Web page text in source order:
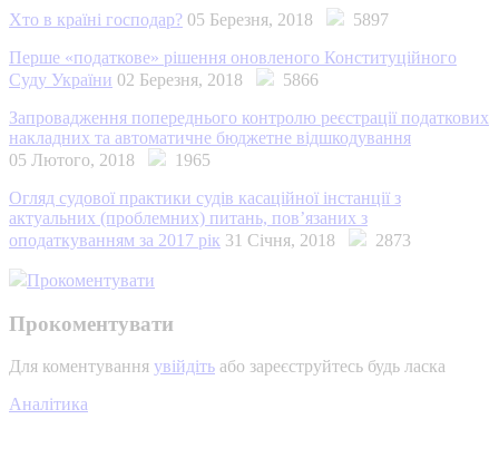
Хто в країні господар? 05 Березня, 2018
5897
Перше «податкове» рішення оновленого Конституційного
Суду України 02 Березня, 2018
5866
Запровадження попереднього контролю реєстрації податкових
накладних та автоматичне бюджетне відшкодування
05 Лютого, 2018
1965
Огляд судової практики судів касаційної інстанції з
актуальних (проблемних) питань, пов’язаних з
оподаткуванням за 2017 рік 31 Січня, 2018 2873
Прокоментувати
Прокоментувати
Для коментування увійдіть або зареєструйтесь будь ласка
Аналітика